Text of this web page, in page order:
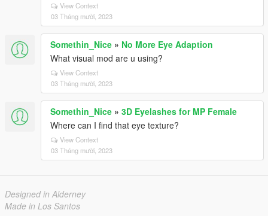
View Context
03 Tháng mười, 2023
Somethin_Nice » No More Eye Adaption
What visual mod are u using?
View Context
03 Tháng mười, 2023
Somethin_Nice » 3D Eyelashes for MP Female
Where can I find that eye texture?
View Context
03 Tháng mười, 2023
Designed in Alderney
Made in Los Santos